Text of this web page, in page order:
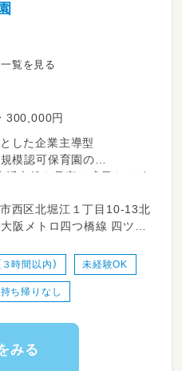
覧を見る
300,000円
した企業主導型
規模認可保育園の
活全般を見守り成長をサポ
を計画・実施します。
相談に対応します。
西区北堀江１丁目10-13北
時間以内） 未経験OK
持ち帰りなし
みる